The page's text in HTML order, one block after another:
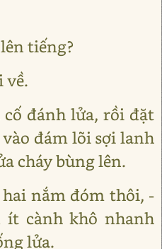
tiếng?
về.
đánh lửa, rồi đặt
đám lõi sợi lanh
cháy bùng lên.
nắm đóm thôi, -
ít cành khô nhanh
lửa.